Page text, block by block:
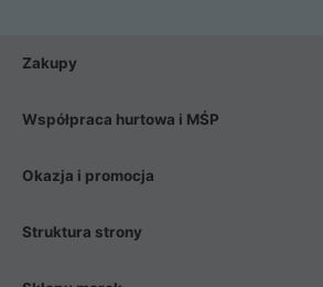
Zakupy
Współpraca hurtowa i MŚP
Okazja i promocja
Struktura strony